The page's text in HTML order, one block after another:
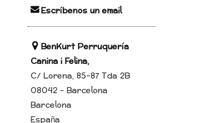
Escríbenos un email
BenKurt Perruquería
Canina i Felina,
C/ Lorena, 85-87 Tda 2B
08042 - Barcelona
Barcelona
España